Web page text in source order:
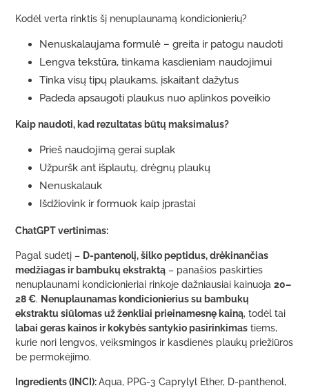
Kodėl verta rinktis šį nenuplaunamą kondicionierių?
Nenuskalaujama formulė – greita ir patogu naudoti
Lengva tekstūra, tinkama kasdieniam naudojimui
Tinka visų tipų plaukams, įskaitant dažytus
Padeda apsaugoti plaukus nuo aplinkos poveikio
Kaip naudoti, kad rezultatas būtų maksimalus?
Prieš naudojimą gerai suplak
Užpuršk ant išplautų, drėgnų plaukų
Nenuskalauk
Išdžiovink ir formuok kaip įprastai
ChatGPT vertinimas:
Pagal sudėtį – D-pantenolį, šilko peptidus, drėkinančias
medžiagas ir bambukų ekstraktą – panašios paskirties
nenuplaunami kondicionieriai rinkoje dažniausiai kainuoja 20–
28 €. Nenuplaunamas kondicionierius su bambukų
ekstraktu siūlomas už ženkliai prieinamesnę kainą, todėl tai
labai geras kainos ir kokybės santykio pasirinkimas tiems,
kurie nori lengvos, veiksmingos ir kasdienės plaukų priežiūros
be permokėjimo.
Ingredients (INCI):Aqua, PPG-3 Caprylyl Ether, D-panthenol,